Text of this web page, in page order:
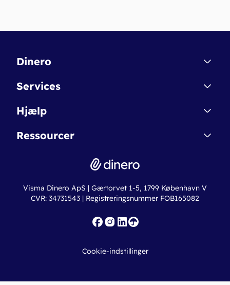
Dinero
Kontakt
Betingelser & Sikkerhed
Nye funktioner
Services
Dinero Starter
Dinero Pro
Erhvervslån
Fakturaskabeloner
Hjælp
Regnskabsordbogen
Online regnskabskurser
Ressourcer
Ny virksomhed
Iværksætterlegat
Visma Dinero ApS | Gærtorvet 1-5, 1799 København V
CVR: 34731543 | Registreringsnummer FOB165082
Cookie-indstillinger